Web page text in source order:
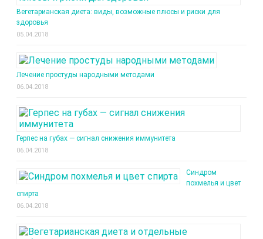
Вегетарианская диета: виды, возможные плюсы и риски для
здоровья
05.04.2018
Лечение простуды народными методами
06.04.2018
Герпес на губах — сигнал снижения иммунитета
06.04.2018
Синдром
похмелья и цвет
спирта
06.04.2018